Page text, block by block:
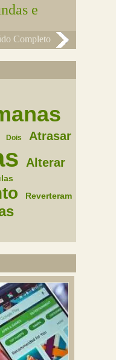
e
Completo
Dois Atrasar
Alterar
Reverteram